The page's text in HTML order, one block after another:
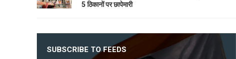
5 ठिकानों पर छापेमारी
SUBSCRIBE TO FEEDS